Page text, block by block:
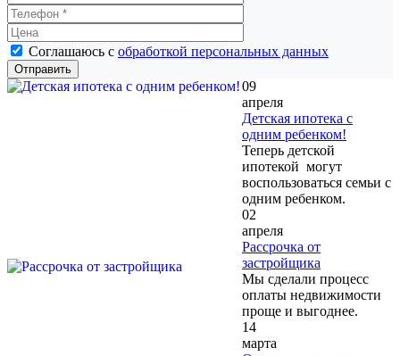
Соглашаюсь с обработкой персональных данных
09
апреля
Детская ипотека с
одним ребенком!
Теперь детской
ипотекой могут
воспользоваться семьи с
одним ребенком.
02
апреля
Рассрочка от
застройщика
Мы сделали процесс
оплаты недвижимости
проще и выгоднее.
14
марта